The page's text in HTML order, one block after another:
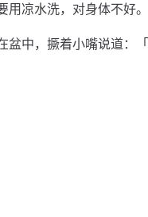
凉水洗，对身体不好。
盆中，撅着小嘴说道：